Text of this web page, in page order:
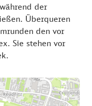
der
Überqueren
den vor
Sie stehen vor